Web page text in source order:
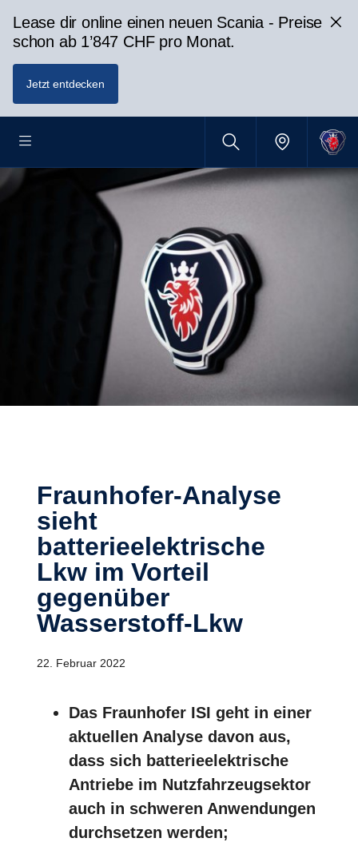
Lease dir online einen neuen Scania - Preise
schon ab 1’847 CHF pro Monat.
Jetzt entdecken
Fraunhofer-Analyse
sieht
batterieelektrische
Lkw im Vorteil
gegenüber
Wasserstoff-Lkw
22. Februar 2022
Das Fraunhofer ISI geht in einer
aktuellen Analyse davon aus,
dass sich batterieelektrische
Antriebe im Nutzfahrzeugsektor
auch in schweren Anwendungen
durchsetzen werden;